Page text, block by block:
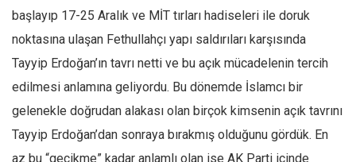
Facebook
Instagram
YouTube
Editörden
Yazarlar
Kemal Özer
başlayıp 17-25 Aralık ve MİT tırları hadiseleri ile doruk
noktasına ulaşan Fethullahçı yapı saldırıları karşısında
Tayyip Erdoğan’ın tavrı netti ve bu açık mücadelenin tercih
edilmesi anlamına geliyordu. Bu dönemde İslamcı bir
gelenekle doğrudan alakası olan birçok kimsenin açık tavrını
Tayyip Erdoğan’dan sonraya bırakmış olduğunu gördük. En
az bu “gecikme” kadar anlamlı olan ise AK Parti içinde